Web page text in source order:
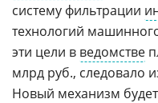
систему фильтрации
технологий
эти цели в ведомстве
млрд руб., следовало
Новый механизм